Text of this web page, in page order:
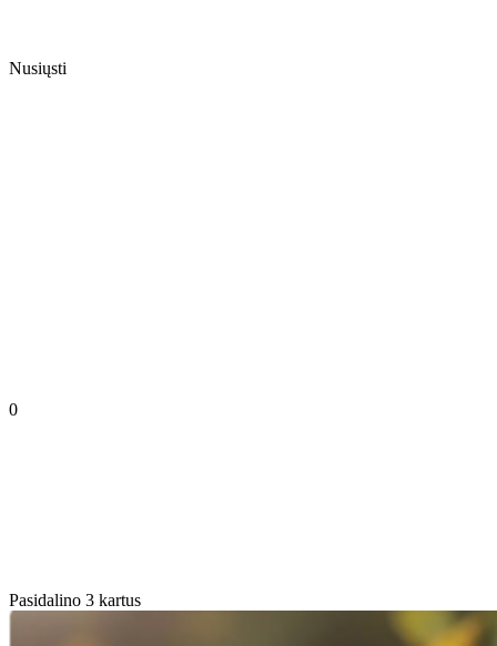
Nusiųsti
0
Pasidalino 3 kartus